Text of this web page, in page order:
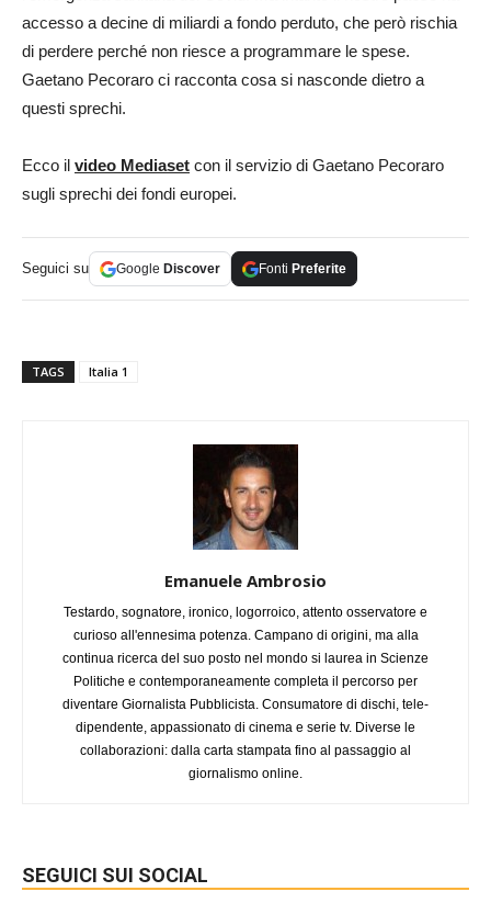
accesso a decine di miliardi a fondo perduto, che però rischia
di perdere perché non riesce a programmare le spese.
Gaetano Pecoraro ci racconta cosa si nasconde dietro a
questi sprechi.
Ecco il video Mediaset con il servizio di Gaetano Pecoraro
sugli sprechi dei fondi europei.
Seguici su Google Discover Fonti Preferite
TAGS Italia 1
Emanuele Ambrosio
Testardo, sognatore, ironico, logorroico, attento osservatore e
curioso all'ennesima potenza. Campano di origini, ma alla
continua ricerca del suo posto nel mondo si laurea in Scienze
Politiche e contemporaneamente completa il percorso per
diventare Giornalista Pubblicista. Consumatore di dischi, tele-
dipendente, appassionato di cinema e serie tv. Diverse le
collaborazioni: dalla carta stampata fino al passaggio al
giornalismo online.
SEGUICI SUI SOCIAL